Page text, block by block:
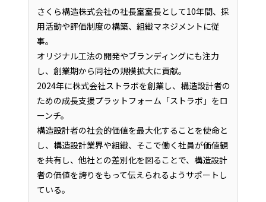
さくら構造株式会社の社長室室長として10年間、採
用活動や評価制度の構築、組織マネジメントに従
事。
オリジナル工法の開発やブランディングにも注力
し、創業期から同社の規模拡大に貢献。
2024年に株式会社ストラボを創業し、構造設計者の
ための成長支援プラットフォーム「ストラボ」をロ
ーンチ。
構造設計者の社会的価値を最大化することを使命と
し、構造設計業界や組織、そこで働く社員が価値観
を共有し、他社との差別化を図ることで、構造設計
者の価値を誇りをもって伝えられるようサポートし
ている。